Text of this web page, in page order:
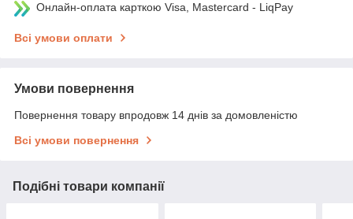
Онлайн-оплата карткою Visa, Mastercard - LiqPay
Всі умови оплати
Умови повернення
Повернення товару впродовж 14 днів за домовленістю
Всі умови повернення
Подібні товари компанії